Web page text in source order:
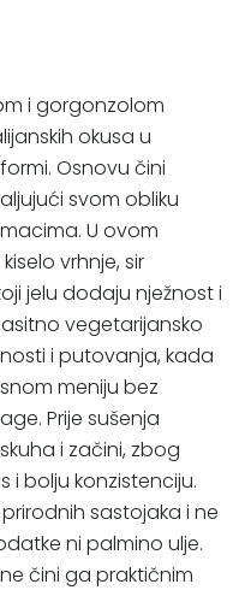
i gorgonzolom
okusa u
Osnovu čini
svom obliku
U ovom
vrhnje, sir
jelu dodaju nježnost i
vegetarijansko
i putovanja, kada
meniju bez
Prije sušenja
i začini, zbog
i bolju konzistenciju.
sastojaka i ne
ni palmino ulje.
čini ga praktičnim